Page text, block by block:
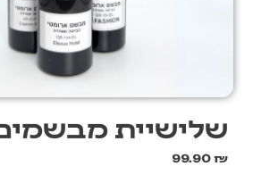
שלישיית
99.90₪